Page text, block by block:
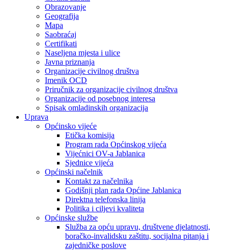
Obrazovanje
Geografija
Mapa
Saobraćaj
Certifikati
Naseljena mjesta i ulice
Javna priznanja
Organizacije civilnog društva
Imenik OCD
Priručnik za organizacije civilnog društva
Organizacije od posebnog interesa
Spisak omladinskih organizacija
Uprava
Općinsko vijeće
Etička komisija
Program rada Općinskog vijeća
Vijećnici OV-a Jablanica
Sjednice vijeća
Općinski načelnik
Kontakt za načelnika
Godišnji plan rada Općine Jablanica
Direktna telefonska linija
Politika i ciljevi kvaliteta
Općinske službe
Služba za opću upravu, društvene djelatnosti,
boračko-invalidsku zaštitu, socijalna pitanja i
zajedničke poslove